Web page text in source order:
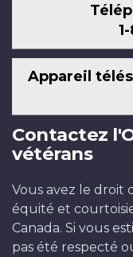
Appareil
Contactez
vétérans
Vous avez le droit
équité et
Canada. Si vous
pas été respecté